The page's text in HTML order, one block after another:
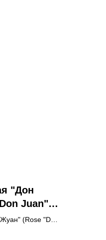
"Дон
Juan")
(Rose "Don